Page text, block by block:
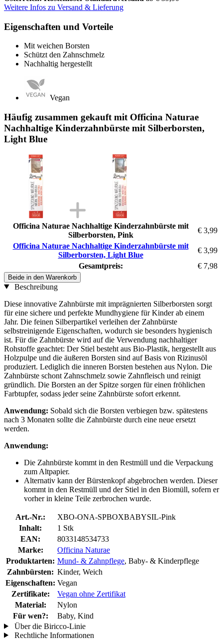
Weitere Infos zu Versand & Lieferung
Eigenschaften und Vorteile
Mit weichen Borsten
Schützt den Zahnschmelz
Nachhaltig hergestellt
Vegan
Häufig zusammen gekauft mit Officina Naturae
Nachhaltige Kinderzahnbürste mit Silberborsten,
Light Blue
Officina Naturae Nachhaltige Kinderzahnbürste mit
Silberborsten, Pink
€ 3,99
Officina Naturae Nachhaltige Kinderzahnbürste mit
Silberborsten, Light Blue
€ 3,99
Gesamtpreis:
€ 7,98
Beide in den Warenkorb
Beschreibung
Diese innovative Zahnbürste mit imprägnierten Silberborsten sorgt
für eine sichere und perfekte Mundhygiene für Kinder ab einem
Jahr. Die feinen Silberpartikel verleihen der Zahnbürste
selbstreinigende Eigenschaften, wodurch sie besonders hygienisch
ist. Für die Zahnbürste wird auf die Verwendung nachhaltiger
Rohstoffe geachtet: Der Stiel besteht aus Bio-Plastik, hergestellt aus
Holzpulpe und die äußeren Borsten sind auf Basis von Rizinusöl
produziert. Lediglich die inneren Borsten bestehen aus Nylon. Die
Zahnbürste schont Zahnschmelz sowie Zahnfleisch und reinigt
gründlich. Die Borsten an der Spitze sorgen für einen fröhlichen
Farbtupfer, sodass jeder seine Zahnbürste sofort erkennt.
Anwendung: Sobald sich die Borsten verbiegen bzw. spätestens
nach 3 Monaten sollte die Zahnbürste durch eine neue ersetzt
werden.
Anwendung:
Die Zahnbürste kommt in den Restmüll und die Verpackung
zum Altpapier.
Alternativ kann der Bürstenkopf abgebrochen werden. Dieser
kommt in den Restmüll und der Stiel in den Biomüll, sofern er
vorher in kleine Teile zerbrochen wurde.
Art.-Nr.:
XBO-ONA-SPBOXBABYSIL-Pink
Inhalt:
1 Stk
EAN:
8033148534733
Marke:
Officina Naturae
Produktarten: Mund- & Zahnpflege, Baby- & Kinderpflege
Zahnbürsten: Kinder, Weich
Eigenschaften: Vegan
Zertifikate:
Vegan ohne Zertifikat
Material:
Nylon
Für wen?:
Baby, Kind
Über die Biricco-Linie
Rechtliche Informationen